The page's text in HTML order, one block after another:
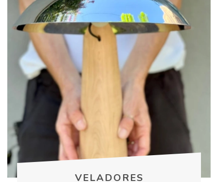
VELADORES